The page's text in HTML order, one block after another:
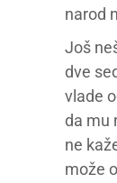
narod
Još
dve
vlade
da mu
ne
može